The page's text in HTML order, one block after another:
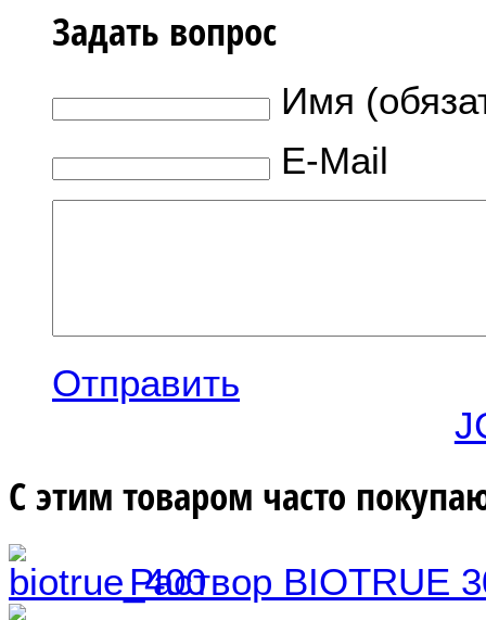
Задать вопрос
Имя
E-Mail
Отправить
С этим товаром часто
Раствор BIOTRUE